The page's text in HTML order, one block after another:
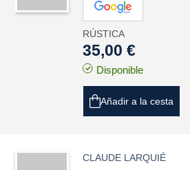
RÚSTICA
35,00 €
Disponible
Añadir a la cesta
CLAUDE LARQUIÉ